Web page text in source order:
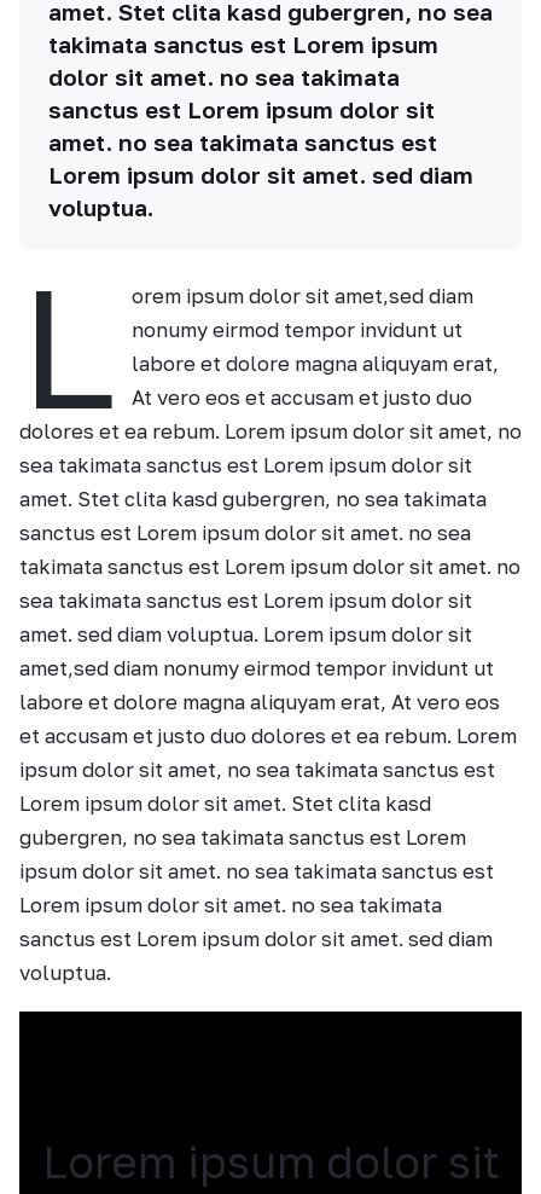
amet. Stet clita kasd gubergren, no sea
takimata sanctus est Lorem ipsum
dolor sit amet. no sea takimata
sanctus est Lorem ipsum dolor sit
amet. no sea takimata sanctus est
Lorem ipsum dolor sit amet. sed diam
voluptua.
L
orem ipsum dolor sit amet,sed diam
nonumy eirmod tempor invidunt ut
labore et dolore magna aliquyam erat,
At vero eos et accusam et justo duo
dolores et ea rebum. Lorem ipsum dolor sit amet, no
sea takimata sanctus est Lorem ipsum dolor sit
amet. Stet clita kasd gubergren, no sea takimata
sanctus est Lorem ipsum dolor sit amet. no sea
takimata sanctus est Lorem ipsum dolor sit amet. no
sea takimata sanctus est Lorem ipsum dolor sit
amet. sed diam voluptua. Lorem ipsum dolor sit
amet,sed diam nonumy eirmod tempor invidunt ut
labore et dolore magna aliquyam erat, At vero eos
et accusam et justo duo dolores et ea rebum. Lorem
ipsum dolor sit amet, no sea takimata sanctus est
Lorem ipsum dolor sit amet. Stet clita kasd
gubergren, no sea takimata sanctus est Lorem
ipsum dolor sit amet. no sea takimata sanctus est
Lorem ipsum dolor sit amet. no sea takimata
sanctus est Lorem ipsum dolor sit amet. sed diam
voluptua.
Lorem ipsum dolor sit